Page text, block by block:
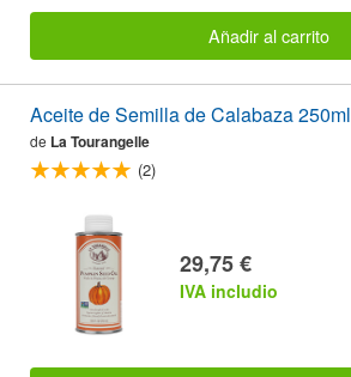
Añadir al carrito
Aceite de Semilla de Calabaza 250ml
de La Tourangelle
(2)
29,75 €
IVA includio